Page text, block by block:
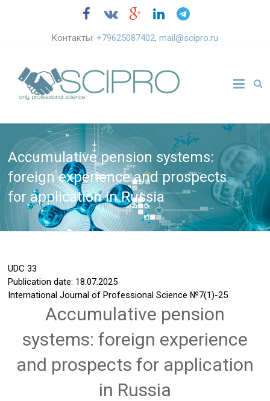
Контакты:+79625087402,mail@scipro.ru
Accumulative pension systems:
foreign experience and prospects
for application in Russia
UDC33
Publication date: 18.07.2025
International Journal of Professional Science №7(1)-25
Accumulative pension
systems: foreign experience
and prospects for application
in Russia